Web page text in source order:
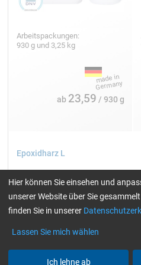
Bilder: Swiss-Composite
Vakuumpressen
Arbeitspackungen:
930 g und 3,25 kg
ab 23,59 / 930 g
Epoxidharz L
Hier können Sie einsehen und
unserer Website über Sie
finden Sie in unserer
Lassen Sie mich wählen
Ich lehne ab